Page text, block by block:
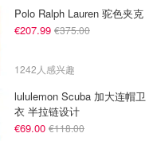
Polo Ralph Lauren 驼色夹克
€207.99 €375.00
1242人感兴趣
lululemon Scuba 加大连帽卫
衣 半拉链设计
€69.00 €118.00